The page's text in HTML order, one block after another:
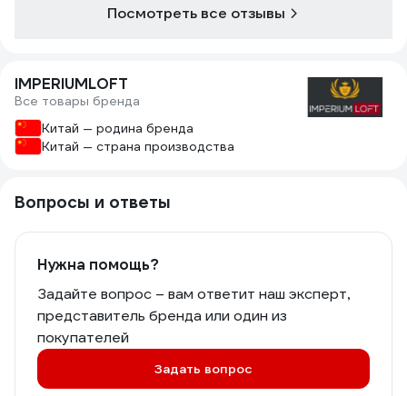
Посмотреть все отзывы
IMPERIUMLOFT
Все товары бренда
Китай — родина бренда
Китай — страна производства
Вопросы и ответы
Нужна помощь?
Задайте вопрос – вам ответит наш эксперт,
представитель бренда или один из
покупателей
Задать вопрос